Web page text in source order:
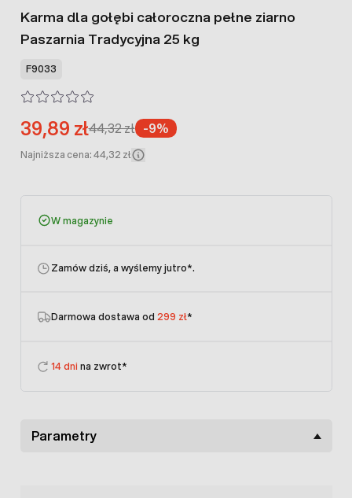
Karma dla gołębi całoroczna pełne ziarno
Paszarnia Tradycyjna 25 kg
F9033
39,89 zł44,32 zł -9%
Najniższa cena: 44,32 zł
W magazynie
Zamów dziś, a wyślemy jutro*.
Darmowa dostawa od 299 zł*
14 dni na zwrot*
Parametry